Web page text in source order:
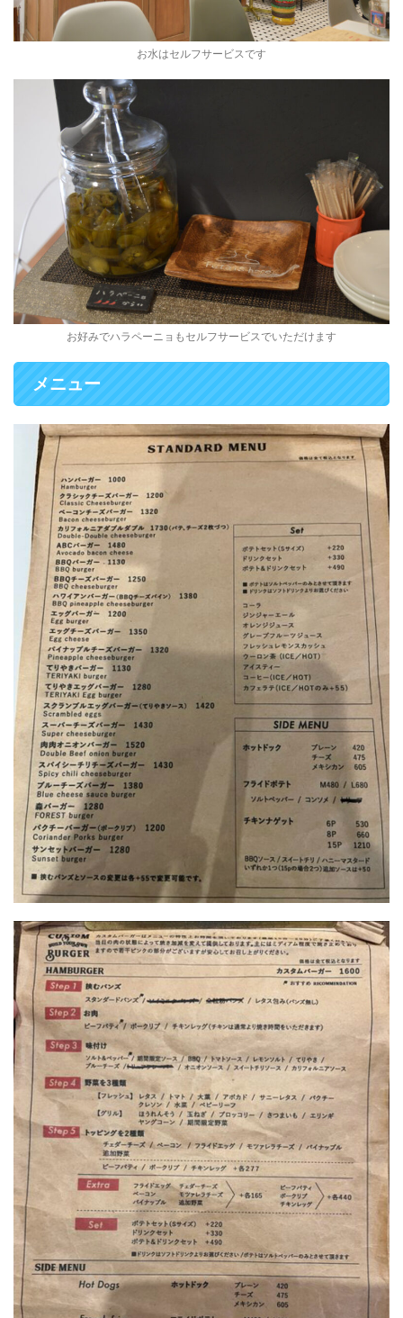
お水はセルフサービスです
お好みでハラペーニョもセルフサービスでいただけます
メニュー